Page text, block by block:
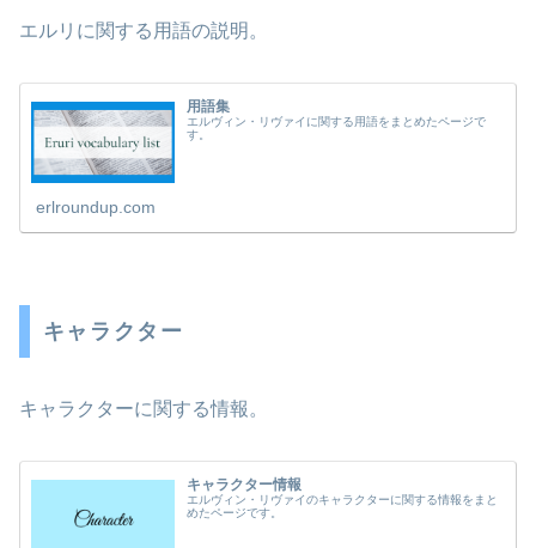
エルリに関する用語の説明。
用語集
エルヴィン・リヴァイに関する用語をまとめたページで
す。
erlroundup.com
キャラクター
キャラクターに関する情報。
キャラクター情報
エルヴィン・リヴァイのキャラクターに関する情報をまと
めたページです。